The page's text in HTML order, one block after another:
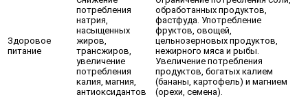
Здоровое
питание
потребления
натрия,
насыщенных
жиров,
трансжиров,
увеличение
потребления
калия, магния,
антиоксидантов
обработанных продуктов,
фастфуда. Употребление
фруктов, овощей,
цельнозерновых продуктов,
нежирного мяса и рыбы.
Увеличение потребления
продуктов, богатых калием
(бананы, картофель) и магнием
(орехи, семена).